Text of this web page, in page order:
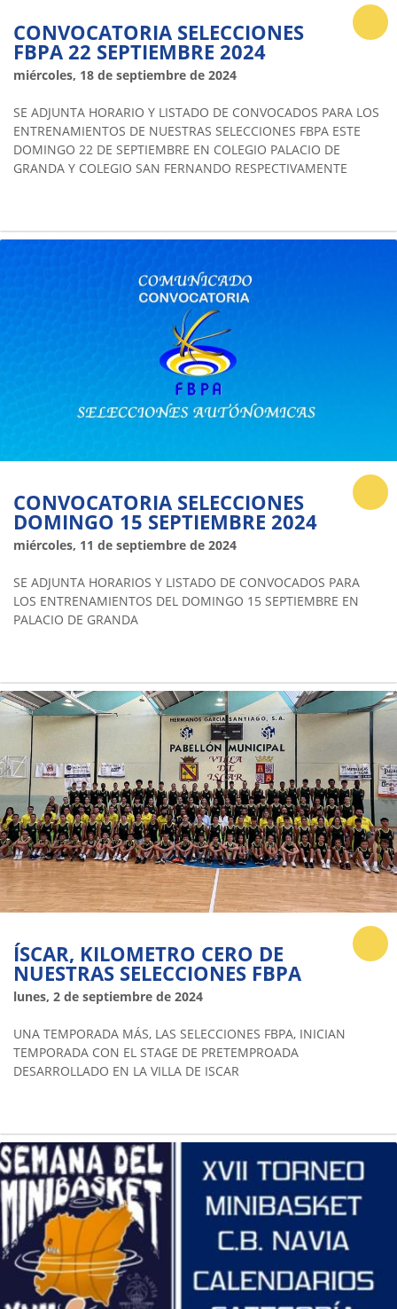
CONVOCATORIA SELECCIONES
FBPA 22 SEPTIEMBRE 2024
miércoles, 18 de septiembre de 2024
SE ADJUNTA HORARIO Y LISTADO DE CONVOCADOS PARA LOS
ENTRENAMIENTOS DE NUESTRAS SELECCIONES FBPA ESTE
DOMINGO 22 DE SEPTIEMBRE EN COLEGIO PALACIO DE
GRANDA Y COLEGIO SAN FERNANDO RESPECTIVAMENTE
CONVOCATORIA SELECCIONES
DOMINGO 15 SEPTIEMBRE 2024
miércoles, 11 de septiembre de 2024
SE ADJUNTA HORARIOS Y LISTADO DE CONVOCADOS PARA
LOS ENTRENAMIENTOS DEL DOMINGO 15 SEPTIEMBRE EN
PALACIO DE GRANDA
ÍSCAR, KILOMETRO CERO DE
NUESTRAS SELECCIONES FBPA
lunes, 2 de septiembre de 2024
UNA TEMPORADA MÁS, LAS SELECCIONES FBPA, INICIAN
TEMPORADA CON EL STAGE DE PRETEMPROADA
DESARROLLADO EN LA VILLA DE ISCAR